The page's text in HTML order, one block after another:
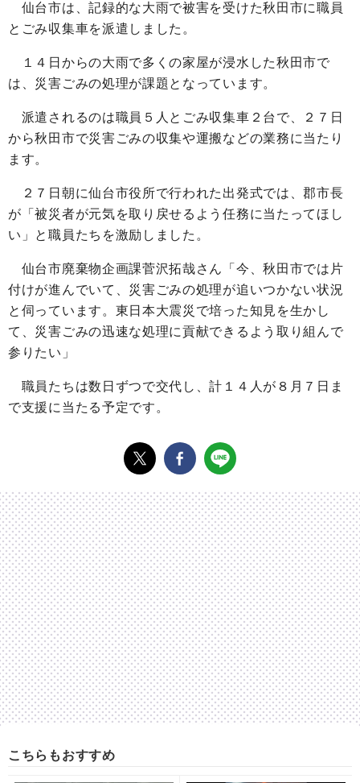
仙台市は、記録的な大雨で被害を受けた秋田市に職員
とごみ収集車を派遣しました。
１４日からの大雨で多くの家屋が浸水した秋田市で
は、災害ごみの処理が課題となっています。
派遣されるのは職員５人とごみ収集車２台で、２７日
から秋田市で災害ごみの収集や運搬などの業務に当たり
ます。
２７日朝に仙台市役所で行われた出発式では、郡市長
が「被災者が元気を取り戻せるよう任務に当たってほし
い」と職員たちを激励しました。
仙台市廃棄物企画課菅沢拓哉さん「今、秋田市では片
付けが進んでいて、災害ごみの処理が追いつかない状況
と伺っています。東日本大震災で培った知見を生かし
て、災害ごみの迅速な処理に貢献できるよう取り組んで
参りたい」
職員たちは数日ずつで交代し、計１４人が８月７日ま
で支援に当たる予定です。
こちらもおすすめ